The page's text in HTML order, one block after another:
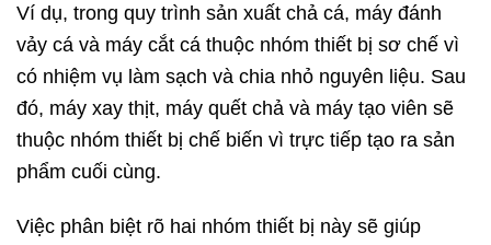
Ví dụ, trong quy trình sản xuất chả cá, máy đánh
vảy cá và máy cắt cá thuộc nhóm thiết bị sơ chế vì
có nhiệm vụ làm sạch và chia nhỏ nguyên liệu. Sau
đó, máy xay thịt, máy quết chả và máy tạo viên sẽ
thuộc nhóm thiết bị chế biến vì trực tiếp tạo ra sản
phẩm cuối cùng.
Việc phân biệt rõ hai nhóm thiết bị này sẽ giúp